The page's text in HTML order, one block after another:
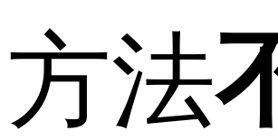
方法